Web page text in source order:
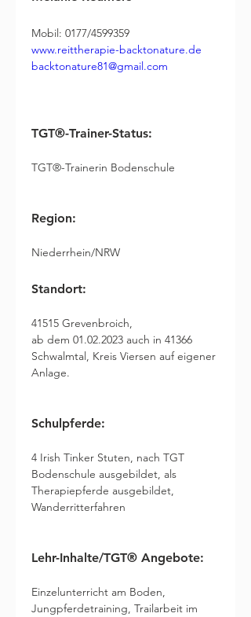
Mobil: 0177/4599359
www.reittherapie-backtonature.de
backtonature81@gmail.com
TGT®-Trainer-Status:
TGT®-Trainerin Bodenschule
Region:
Niederrhein/NRW
Standort:
41515 Grevenbroich,
ab dem 01.02.2023 auch in 41366
Schwalmtal, Kreis Viersen auf eigener
Anlage.
Schulpferde:
4 Irish Tinker Stuten, nach TGT
Bodenschule ausgebildet, als
Therapiepferde ausgebildet,
Wanderritterfahren
Lehr-Inhalte/TGT® Angebote:
Einzelunterricht am Boden,
Jungpferdetraining, Trailarbeit im